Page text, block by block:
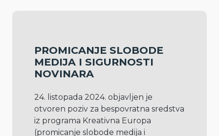
PROMICANJE SLOBODE
MEDIJA I SIGURNOSTI
NOVINARA
24. listopada 2024. objavljen je
otvoren poziv za bespovratna sredstva
iz programa Kreativna Europa
(promicanje slobode medija i